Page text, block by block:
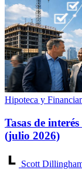
Hipoteca y
Tasas de
(julio 2026)
Scott